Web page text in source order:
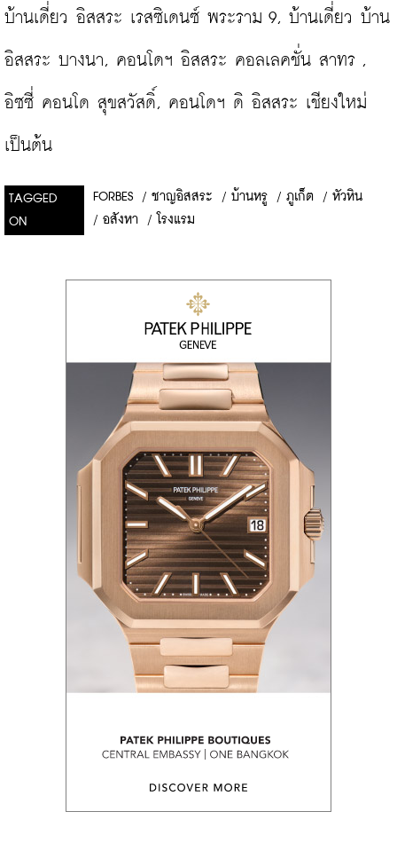
บ้านเดี่ยว อิสสระ เรสซิเดนซ์ พระราม 9, บ้านเดี่ยว บ้าน
อิสสระ บางนา, คอนโดฯ อิสสระ คอลเลคชั่น สาทร ,
อิซซี่ คอนโด สุขสวัสดิ์, คอนโดฯ ดิ อิสสระ เชียงใหม่
เป็นต้น
TAGGED
ON
FORBES / ชาญอิสสระ / บ้านหรู / ภูเก็ต / หัวหิน
/ อสังหา / โรงแรม